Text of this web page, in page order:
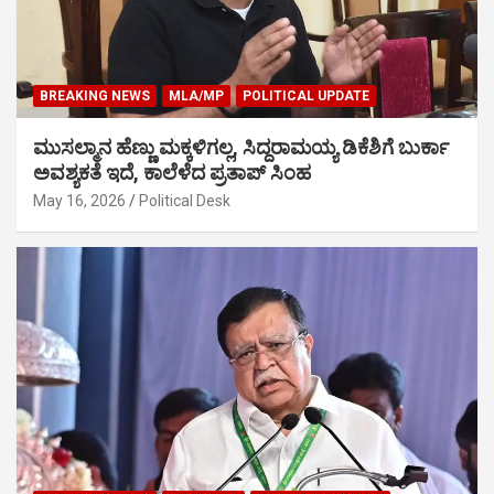
BREAKING NEWS MLA/MP POLITICAL UPDATE
ಮುಸಲ್ಮಾನ ಹೆಣ್ಣು ಮಕ್ಕಳಿಗಲ್ಲ, ಸಿದ್ದರಾಮಯ್ಯ ಡಿಕೆಶಿಗೆ ಬುರ್ಕಾ
ಅವಶ್ಯಕತೆ ಇದೆ, ಕಾಲೆಳೆದ ಪ್ರತಾಪ್ ಸಿಂಹ
May 16, 2026 Political Desk